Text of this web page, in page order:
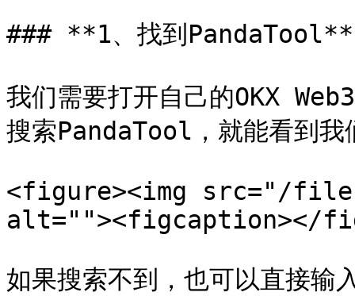
### **1、找到PandaTool**
我们需要打开自己的OKX
搜索PandaTool，就能看到我
<figure><img src="/files/
alt=""><figcaption></
如果搜索不到，也可以直接